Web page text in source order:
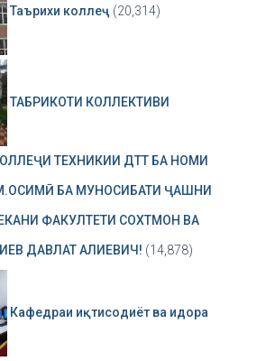
Таърихи коллеҷ (20,314)
ТАБРИКОТИ КОЛЛЕКТИВИ
ТЕХНИКИИ ДТТ БА НОМИ
БА МУНОСИБАТИ ҶАШНИ
ФАКУЛТЕТИ СОХТМОН ВА
ДАВЛАТ АЛИЕВИЧ! (14,878)
Кафедраи иқтисодиёт ва идора